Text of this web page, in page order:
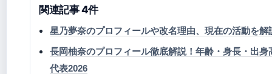
関連記事 4件
星乃夢奈のプロフィールや改名理由、現在の活動を解
長岡柚奈のプロフィール徹底解説！年齢・身長・出
代表2026